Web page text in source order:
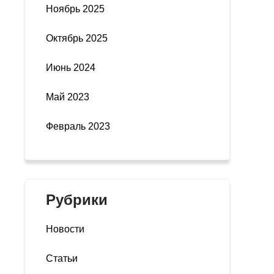
Ноябрь 2025
Октябрь 2025
Июнь 2024
Май 2023
Февраль 2023
Рубрики
Новости
Статьи